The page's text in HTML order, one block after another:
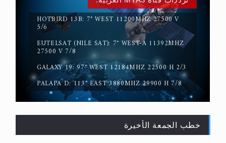
سورة التكوير تُنبئ بزمن بعثة المسيح الموعود عليه
HOTBIRD 13B: 7° WEST 11200MHZ 27500 V
5/6
EUTELSAT (NILE SAT): 7° WEST-A 11392MHZ
27500 V 7/8
GALAXY 19: 97° WEST 12184MHZ 22500 H 2/3
PALAPA D: 113° EAST 3880MHZ 29900 H 7/8
خطب الجمعة الأخيرة